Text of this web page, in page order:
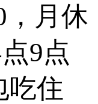
，月休
9点
吃住